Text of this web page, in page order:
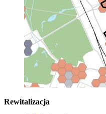
Rewitalizacja